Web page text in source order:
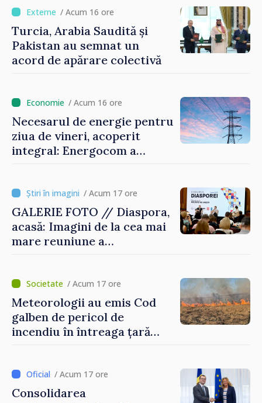
/ Acum 16 ore
Turcia, Arabia Saudită și
Pakistan au semnat un
acord de apărare colectivă
/ Acum 16 ore
Necesarul de energie pentru
ziua de vineri, acoperit
integral: Energocom a
/ Acum 17 ore
GALERIE FOTO // Diaspora,
acasă: Imagini de la cea mai
mare reuniune a
/ Acum 17 ore
Meteorologii au emis Cod
galben de pericol de
incendiu în întreaga țară
/ Acum 17 ore
Consolidarea